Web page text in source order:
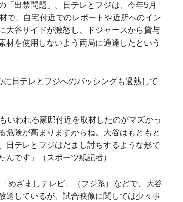
「出禁問題」。日テレとフジは、今年5月
で、自宅付近でのレポートや近所へのイン
大谷サイドが激怒し、ドジャースから貸与
材を使用しないよう両局に通達したという
日テレとフジへのバッシングも過熱して
いわれる豪邸付近を取材したのがマズかっ
危険が高まりますからね。大谷はもともと
日テレとフジはだまし討ちするような形で
んです」（スポーツ紙記者）
めざましテレビ」（フジ系）などで、大谷
送しているが、試合映像に関しては少々事